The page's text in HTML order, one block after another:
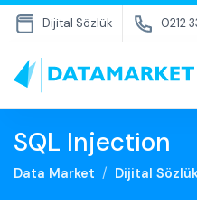
Dijital Sözlük 0212
SQL Injection
Data Market Dijital